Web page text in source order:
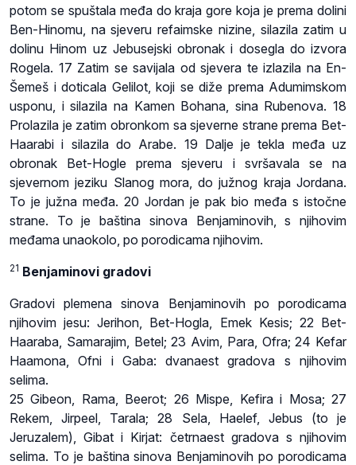
potom se spuštala međa do kraja gore koja je prema dolini
Ben-Hinomu, na sjeveru refaimske nizine, silazila zatim u
dolinu Hinom uz Jebusejski obronak i dosegla do izvora
Rogela. 17 Zatim se savijala od sjevera te izlazila na En-
Šemeš i doticala Gelilot, koji se diže prema Adumimskom
usponu, i silazila na Kamen Bohana, sina Rubenova. 18
Prolazila je zatim obronkom sa sjeverne strane prema Bet-
Haarabi i silazila do Arabe. 19 Dalje je tekla međa uz
obronak Bet-Hogle prema sjeveru i svršavala se na
sjevernom jeziku Slanog mora, do južnog kraja Jordana.
To je južna međa. 20 Jordan je pak bio međa s istočne
strane. To je baština sinova Benjaminovih, s njihovim
međama unaokolo, po porodicama njihovim.
21 Benjaminovi gradovi
Gradovi plemena sinova Benjaminovih po porodicama
njihovim jesu: Jerihon, Bet-Hogla, Emek Kesis; 22 Bet-
Haaraba, Samarajim, Betel; 23 Avim, Para, Ofra; 24 Kefar
Haamona, Ofni i Gaba: dvanaest gradova s njihovim
selima.
25 Gibeon, Rama, Beerot; 26 Mispe, Kefira i Mosa; 27
Rekem, Jirpeel, Tarala; 28 Sela, Haelef, Jebus (to je
Jeruzalem), Gibat i Kirjat: četrnaest gradova s njihovim
selima. To je baština sinova Benjaminovih po porodicama